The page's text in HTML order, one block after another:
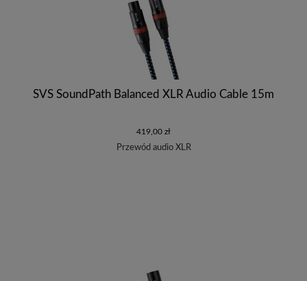
SVS SoundPath Balanced XLR Audio Cable 15m
419,00 zł
Przewód audio XLR